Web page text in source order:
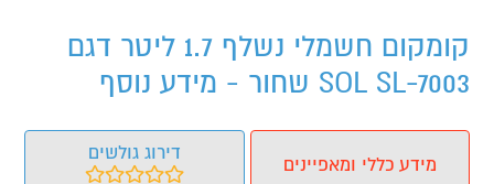
קומקום חשמלי נשלף 1.7 ליטר דגם
SOL SL-7003 שחור - מידע נוסף
מידע כללי ומאפיינים
דירוג גולשים